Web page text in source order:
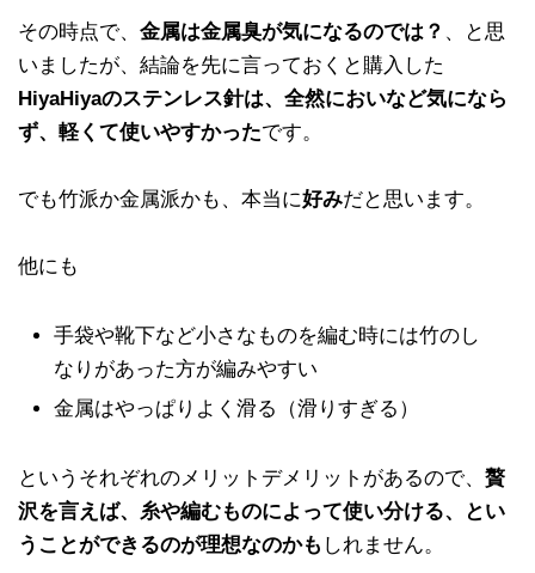
その時点で、 金属は金属臭が気になるのでは？ 、と思
いましたが、結論を先に言っておくと購入した
HiyaHiyaのステンレス針は、全然においなど気になら
ず、軽くて使いやすかったです。
でも竹派か金属派かも、本当に好みだと思います。
他にも
手袋や靴下など小さなものを編む時には竹のし
なりがあった方が編みやすい
金属はやっぱりよく滑る（滑りすぎる）
というそれぞれのメリットデメリットがあるので、 贅
沢を言えば、糸や編むものによって使い分ける、とい
うことができるのが理想なのかも しれません。